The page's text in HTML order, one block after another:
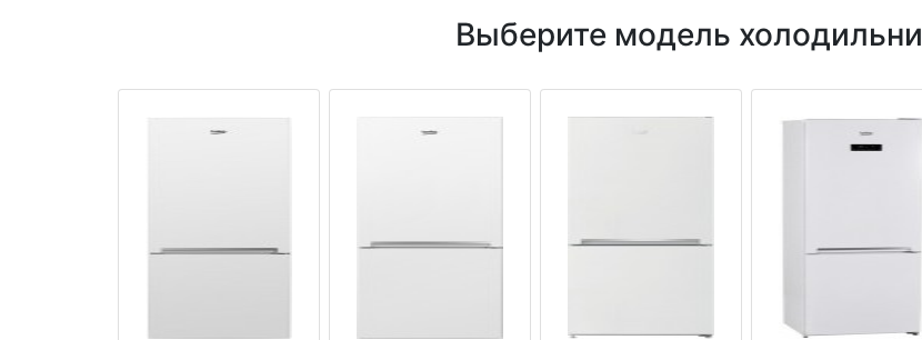
Выберите модель